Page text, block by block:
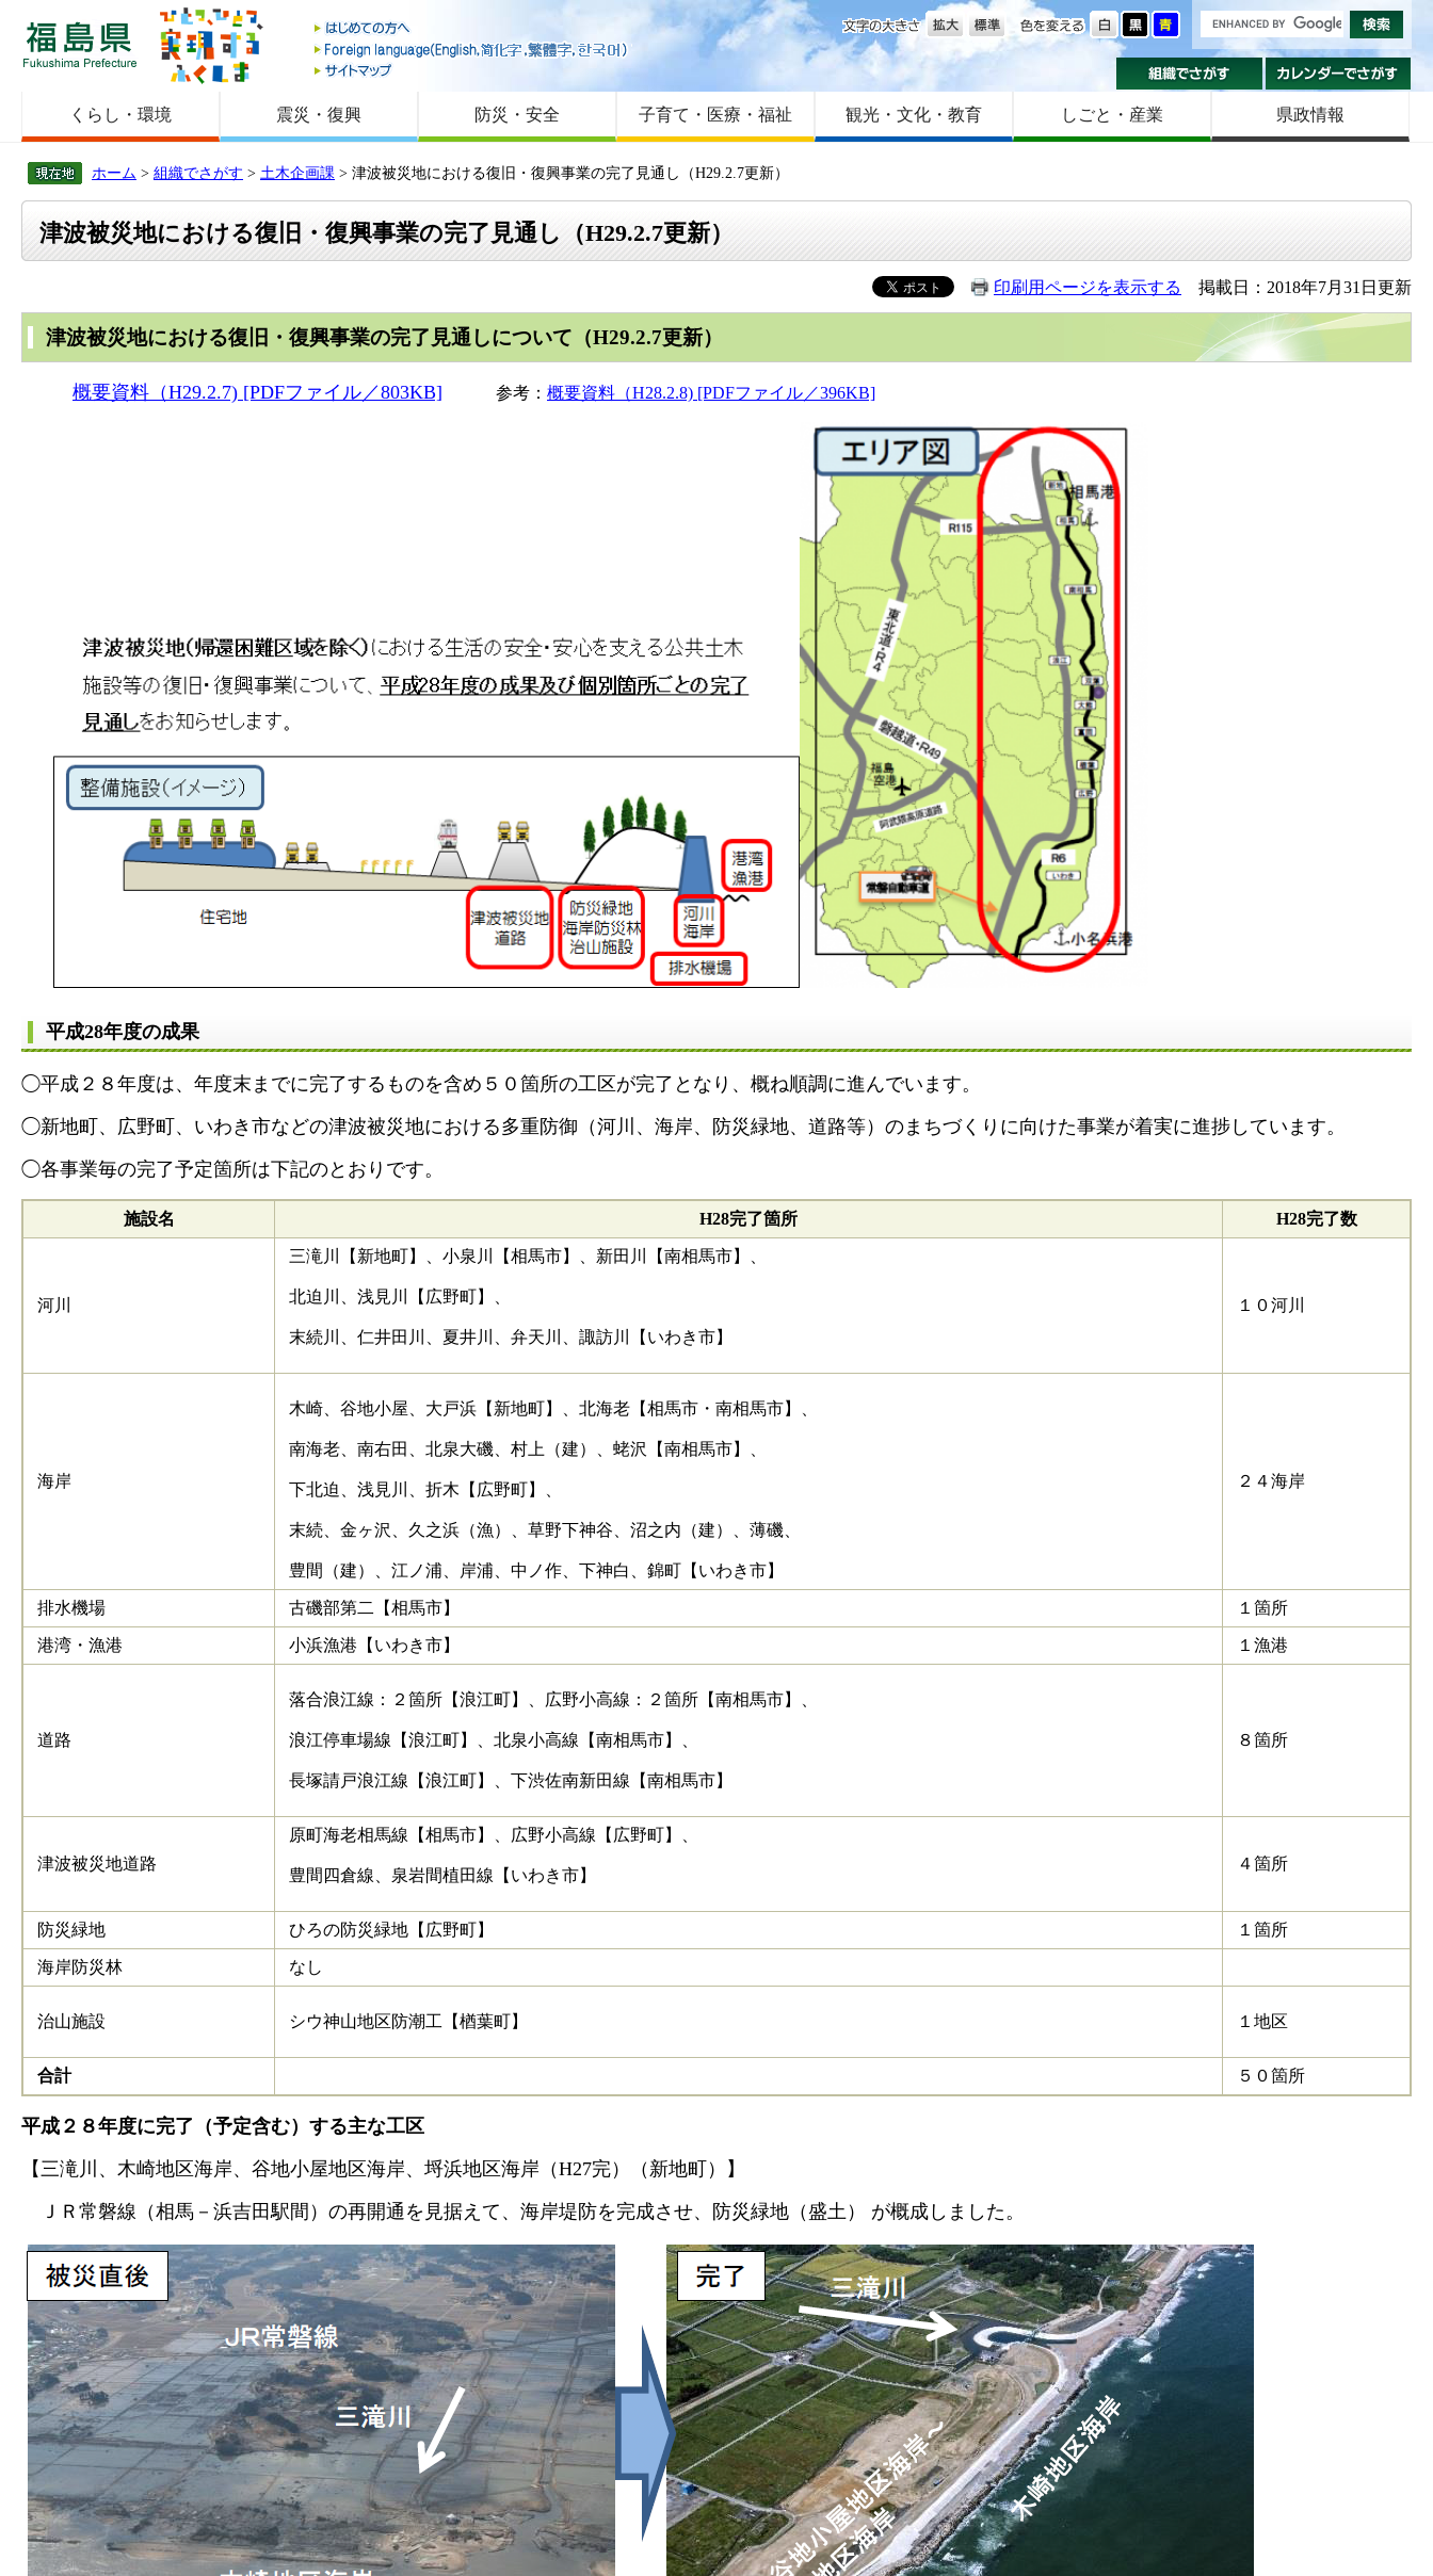
福島県
はじめての方へ
Foreign language
サイトマップ
色を変える
文字の大きさ
組織でさがす
くらし・環境 震災・復興 防災・安全 子育て・医療・福祉 観光・文化・教育 しごと・産業 県政情報
ホーム > 組織でさがす > 土木企画課 > 津波被災地における復旧・復興事業の完了見通し（H29.2.7更新）
津波被災地における復旧・復興事業の完了見通し（H29.2.7更新）
印刷用ページを表示する 掲載日：2018年7月31日更新
津波被災地における復旧・復興事業の完了見通しについて（H29.2.7更新）
概要資料（H29.2.7) [PDFファイル／803KB] 参考： 概要資料（H28.2.8) [PDFファイル／396KB]
平成28年度の成果
◯平成２８年度は、年度末までに完了するものを含め５０箇所の工区が完了となり、概ね順調に進んでいます。
◯新地町、広野町、いわき市などの津波被災地における多重防御（河川、海岸、防災緑地、道路等）のまちづくりに向けた事業が着実に進捗しています。
◯各事業毎の完了予定箇所は下記のとおりです。
施設名 H28完了箇所 H28完了数
河川
三滝川【新地町】、小泉川【相馬市】、新田川【南相馬市】、
北迫川、浅見川【広野町】、
末続川、仁井田川、夏井川、弁天川、諏訪川【いわき市】
１０河川
海岸
木崎、谷地小屋、大戸浜【新地町】、北海老【相馬市・南相馬市】、
南海老、南右田、北泉大磯、村上（建）、蛯沢【南相馬市】、
下北迫、浅見川、折木【広野町】、
末続、金ヶ沢、久之浜（漁）、草野下神谷、沼之内（建）、薄磯、
豊間（建）、江ノ浦、岸浦、中ノ作、下神白、錦町【いわき市】
２４海岸
排水機場 古磯部第二【相馬市】 １箇所
港湾・漁港 小浜漁港【いわき市】 １漁港
道路
落合浪江線：２箇所【浪江町】、広野小高線：２箇所【南相馬市】、
浪江停車場線【浪江町】、北泉小高線【南相馬市】、
長塚請戸浪江線【浪江町】、下渋佐南新田線【南相馬市】
８箇所
津波被災地道路
原町海老相馬線【相馬市】、広野小高線【広野町】、
豊間四倉線、泉岩間植田線【いわき市】
４箇所
防災緑地 ひろの防災緑地【広野町】 １箇所
海岸防災林 なし
治山施設 シウ神山地区防潮工【楢葉町】 １地区
合計 ５０箇所
平成２８年度に完了（予定含む）する主な工区
【三滝川、木崎地区海岸、谷地小屋地区海岸、埒浜地区海岸（H27完）（新地町）】
ＪＲ常磐線（相馬－浜吉田駅間）の再開通を見据えて、海岸堤防を完成させ、防災緑地（盛土） が概成しました。